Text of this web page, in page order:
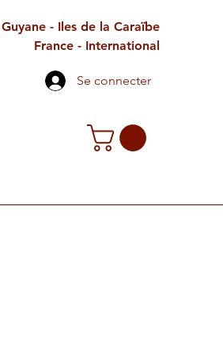
- Iles de la Caraïbe
France - International
Se connecter